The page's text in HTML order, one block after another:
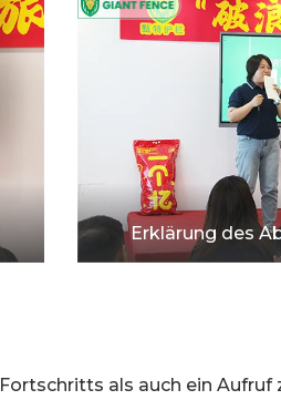
Erklärung des
als auch ein